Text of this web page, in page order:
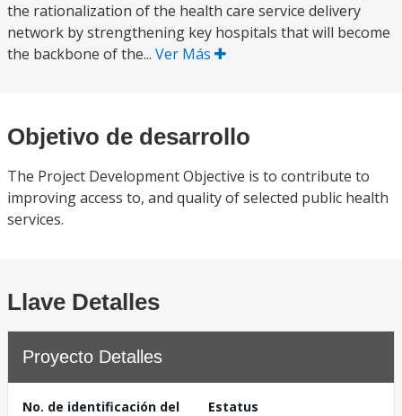
the rationalization of the health care service delivery
network by strengthening key hospitals that will become
the backbone of the... Ver Más
Objetivo de desarrollo
The Project Development Objective is to contribute to
improving access to, and quality of selected public health
services.
Llave Detalles
Proyecto Detalles
No. de identificación del
Estatus